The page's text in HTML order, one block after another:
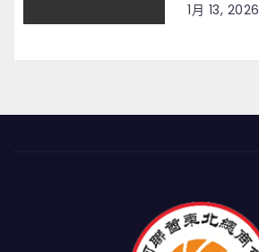
1月 13, 2026